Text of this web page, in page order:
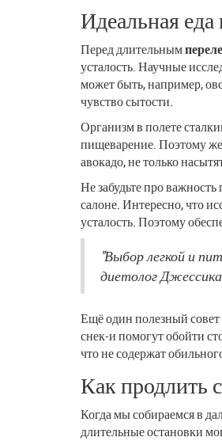
Идеальная
Перед длительным
усталость. Научные
может быть, например,
чувство сытости.
Организм в полете
пищеварение. Поэтому
авокадо, не только
Не забудьте про
салоне. Интересно, что
усталость. Поэтому
"Выбор легкой и
диетолог
Ещё один полезный совет
снек-и помогут обойти
что не содержат
Как продлить
Когда мы собираемся в
длительные остановки